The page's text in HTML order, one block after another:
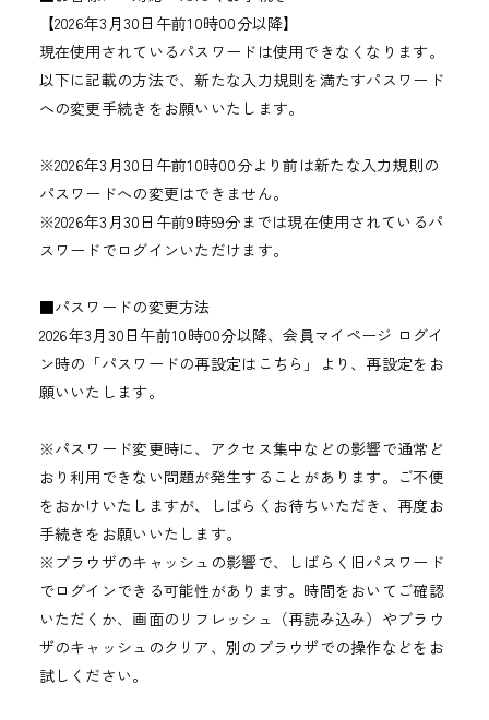
【2026年3月30日午前10時00分以降】
現在使用されているパスワードは使用できなくなります。
以下に記載の方法で、新たな入力規則を満たすパスワード
への変更手続きをお願いいたします。
※2026年3月30日午前10時00分より前は新たな入力規則の
パスワードへの変更はできません。
※2026年3月30日午前9時59分までは現在使用されているパ
スワードでログインいただけます。
■パスワードの変更方法
2026年3月30日午前10時00分以降、会員マイページ ログイ
ン時の「パスワードの再設定はこちら」より、再設定をお
願いいたします。
※パスワード変更時に、アクセス集中などの影響で通常ど
おり利用できない問題が発生することがあります。ご不便
をおかけいたしますが、しばらくお待ちいただき、再度お
手続きをお願いいたします。
※ブラウザのキャッシュの影響で、しばらく旧パスワード
でログインできる可能性があります。時間をおいてご確認
いただくか、画面のリフレッシュ（再読み込み）やブラウ
ザのキャッシュのクリア、別のブラウザでの操作などをお
試しください。